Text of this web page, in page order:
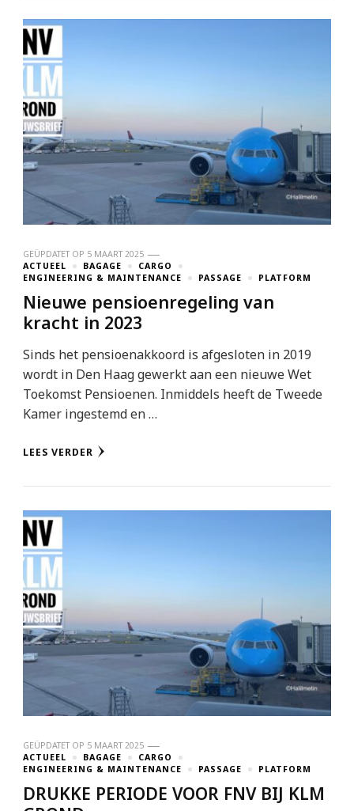
GEÜPDATET OP 5 MAART 2025
ACTUEEL
BAGAGE
CARGO
ENGINEERING & MAINTENANCE
PASSAGE PLATFORM
Nieuwe pensioenregeling van
kracht in 2023
Sinds het pensioenakkoord is afgesloten in 2019
wordt in Den Haag gewerkt aan een nieuwe Wet
Toekomst Pensioenen. Inmiddels heeft de Tweede
Kamer ingestemd en …
LEES VERDER
GEÜPDATET OP 5 MAART 2025
ACTUEEL
BAGAGE
CARGO
ENGINEERING & MAINTENANCE
PASSAGE PLATFORM
DRUKKE PERIODE VOOR FNV BIJ KLM